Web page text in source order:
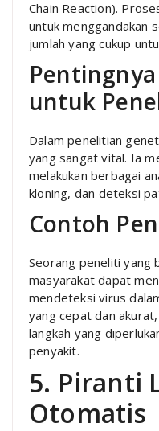
Chain Reaction).
untuk menggandakan
jumlah yang cukup
untuk
Dalam penelitian
yang sangat vital. Ia
melakukan berbagai
kloning, dan deteksi
Contoh
Seorang peneliti yang
masyarakat dapat
mendeteksi virus
yang cepat dan
langkah yang
penyakit.
5. Piranti
Otomatis